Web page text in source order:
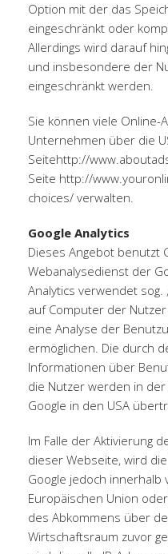
Option mit der das
eingeschränkt oder
Allerdings wird darauf
und insbesondere der
eingeschränkt werden.
Sie können viele Online-
Unternehmen über die
Seitehttp://
Seite http://
choices/ verwalten.
Google Analytics
Dieses Angebot benutzt
Webanalysedienst der
Analytics verwendet sog.
auf Computer der
eine Analyse der
ermöglichen. Die durch
Informationen über
die Nutzer werden in
Google in den USA
Im Falle der Aktivierung
dieser Webseite, wird
Google jedoch innerhalb
Europäischen Union
des Abkommens über
Wirtschaftsraum zuvor